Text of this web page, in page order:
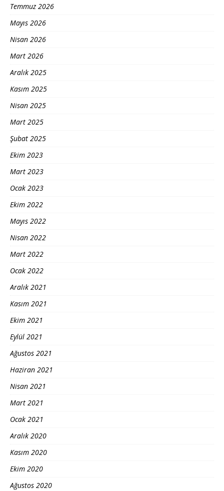
Temmuz 2026
Mayıs 2026
Nisan 2026
Mart 2026
Aralık 2025
Kasım 2025
Nisan 2025
Mart 2025
Şubat 2025
Ekim 2023
Mart 2023
Ocak 2023
Ekim 2022
Mayıs 2022
Nisan 2022
Mart 2022
Ocak 2022
Aralık 2021
Kasım 2021
Ekim 2021
Eylül 2021
Ağustos 2021
Haziran 2021
Nisan 2021
Mart 2021
Ocak 2021
Aralık 2020
Kasım 2020
Ekim 2020
Ağustos 2020